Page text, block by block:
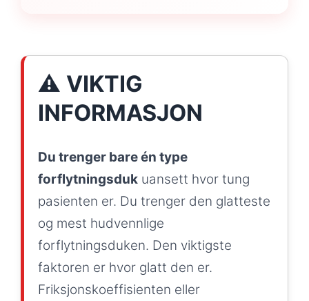
⚠️ VIKTIG
INFORMASJON
Du trenger bare én type
forflytningsduk uansett hvor tung
pasienten er. Du trenger den glatteste
og mest hudvennlige
forflytningsduken. Den viktigste
faktoren er hvor glatt den er.
Friksjonskoeffisienten eller